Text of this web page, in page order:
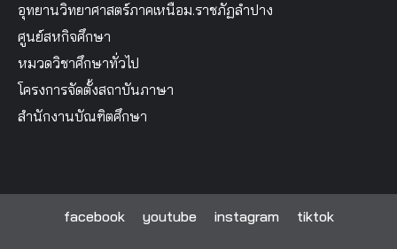
อุทยานวิทยาศาสตร์ภาคเหนือม.ราชภัฏลำปาง
ศูนย์สหกิจศึกษา
หมวดวิชาศึกษาทั่วไป
โครงการจัดตั้งสถาบันภาษา
สำนักงานบัณฑิตศึกษา
facebook youtube instagram tiktok